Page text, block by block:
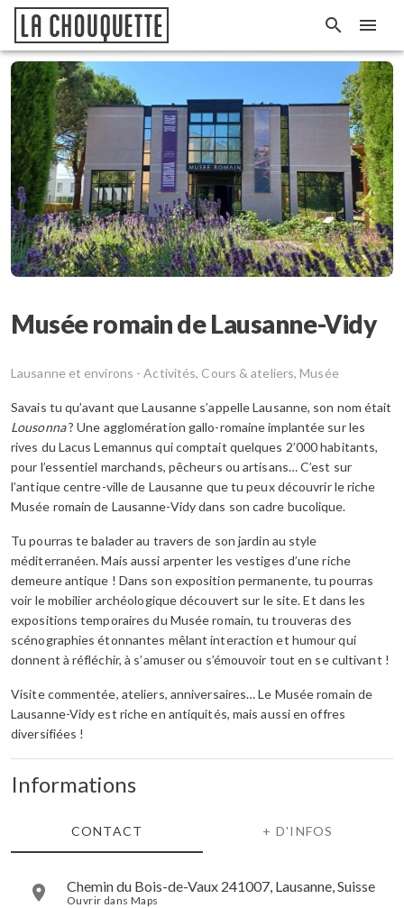
Musée romain de Lausanne-Vidy
Lausanne et environs -Activités, Cours & ateliers, Musée
Savais tu qu’avant que Lausanne s’appelle Lausanne, son nom était
Lousonna? Une agglomération gallo-romaine implantée sur les
rives du Lacus Lemannus qui comptait quelques 2’000 habitants,
pour l’essentiel marchands, pêcheurs ou artisans… C’est sur
l’antique centre-ville de Lausanne que tu peux découvrir le riche
Musée romain de Lausanne-Vidy dans son cadre bucolique.
Tu pourras te balader au travers de son jardin au style
méditerranéen. Mais aussi arpenter les vestiges d’une riche
demeure antique ! Dans son exposition permanente, tu pourras
voir le mobilier archéologique découvert sur le site. Et dans les
expositions temporaires du Musée romain, tu trouveras des
scénographies étonnantes mêlant interaction et humour qui
donnent à réfléchir, à s’amuser ou s’émouvoir tout en se cultivant !
Visite commentée, ateliers, anniversaires… Le Musée romain de
Lausanne-Vidy est riche en antiquités, mais aussi en offres
diversifiées !
Informations
CONTACT + D'INFOS
Chemin du Bois-de-Vaux 241007, Lausanne, Suisse
Ouvrir dans Maps